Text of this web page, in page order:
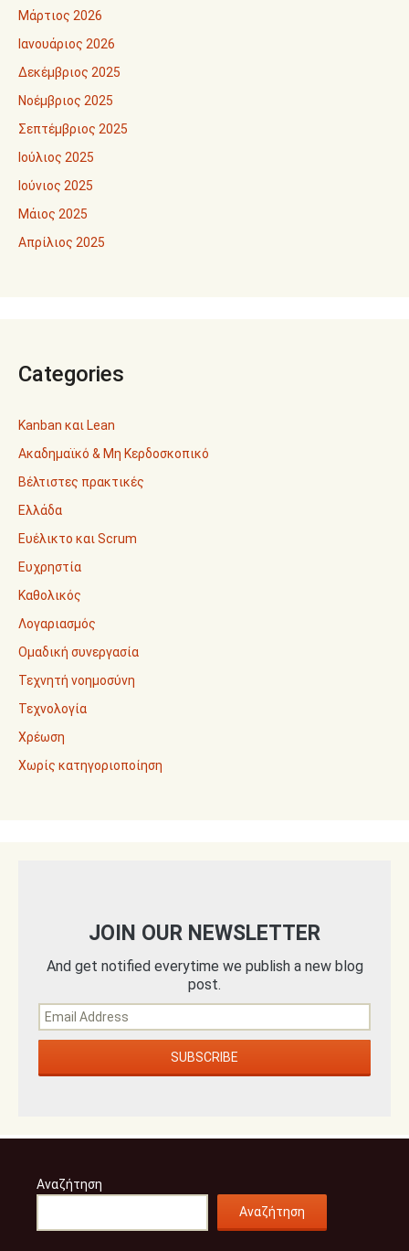
Μάρτιος 2026
Ιανουάριος 2026
Δεκέμβριος 2025
Νοέμβριος 2025
Σεπτέμβριος 2025
Ιούλιος 2025
Ιούνιος 2025
Μάιος 2025
Απρίλιος 2025
Categories
Kanban και Lean
Ακαδημαϊκό & Μη Κερδοσκοπικό
Βέλτιστες πρακτικές
Ελλάδα
Ευέλικτο και Scrum
Ευχρηστία
Καθολικός
Λογαριασμός
Ομαδική συνεργασία
Τεχνητή νοημοσύνη
Τεχνολογία
Χρέωση
Χωρίς κατηγοριοποίηση
JOIN OUR NEWSLETTER
And get notified everytime we publish a new blog
post.
Αναζήτηση
Αναζήτηση